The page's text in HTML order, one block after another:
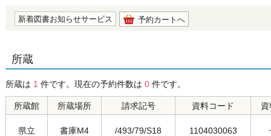
新着図書お知らせサービス 予約カートへ
所蔵
所蔵は 1 件です。現在の予約件数は 0 件です。
所蔵館 所蔵場所 請求記号 資料コード
県立 書庫M4 /493/79/S18 1104030063